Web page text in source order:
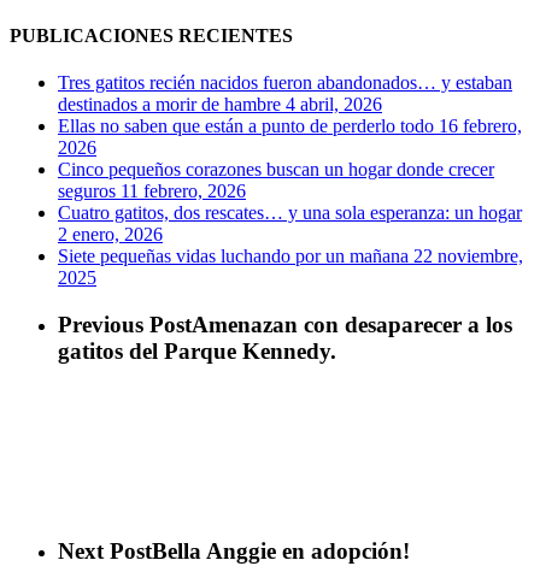
PUBLICACIONES RECIENTES
Tres gatitos recién nacidos fueron abandonados… y estaban
destinados a morir de hambre 4 abril, 2026
Ellas no saben que están a punto de perderlo todo 16 febrero,
2026
Cinco pequeños corazones buscan un hogar donde crecer
seguros 11 febrero, 2026
Cuatro gatitos, dos rescates… y una sola esperanza: un hogar
2 enero, 2026
Siete pequeñas vidas luchando por un mañana 22 noviembre,
2025
Previous PostAmenazan con desaparecer a los
gatitos del Parque Kennedy.
Next PostBella Anggie en adopción!